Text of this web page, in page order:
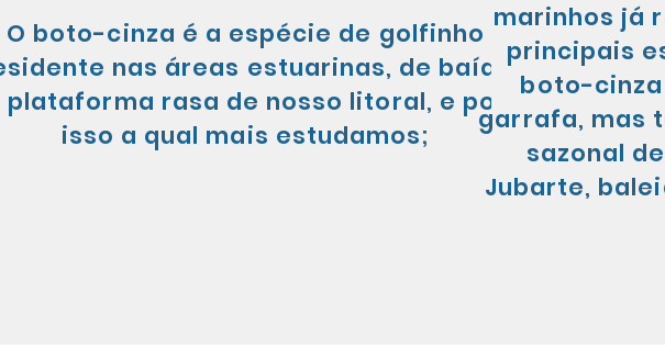
O boto-cinza é a espécie de golfinho
nas áreas estuarinas, de baías
plataforma rasa de nosso litoral, e por
isso a qual mais estudamos;
marinhos já
principais
boto-
garrafa, mas
sazonal
Jubarte,